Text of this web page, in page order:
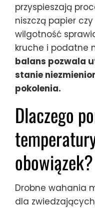
przyspieszają
niszczą papier
wilgotność
kruche i podatne
balans pozwala
stanie
pokolenia.
Dlaczego
obowiązek?
Drobne wahania
dla